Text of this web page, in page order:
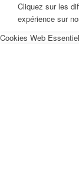
Cliquez sur les
expérience sur
Cookies Web